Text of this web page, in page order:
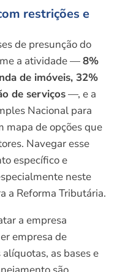
restrições e
de presunção do
a atividade —8%
de imóveis, 32%
de serviços—, e a
Nacional para
mapa de opções que
Navegar esse
específico e
neste
a Reforma Tributária.
a empresa
empresa de
as bases e